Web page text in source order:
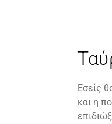
Εσείς
και η